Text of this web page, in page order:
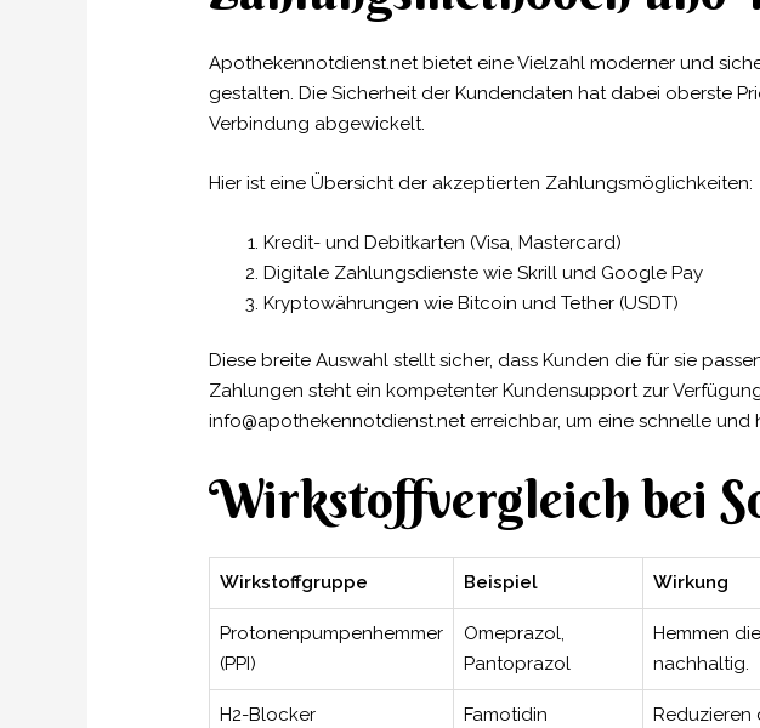
Apothekennotdienst.net bietet eine Vielzahl moderner und
gestalten. Die Sicherheit der Kundendaten hat dabei oberste
Verbindung abgewickelt.
Hier ist eine Übersicht der akzeptierten Zahlungsmöglichkeiten:
Kredit- und Debitkarten (Visa, Mastercard)
Digitale Zahlungsdienste wie Skrill und Google Pay
Kryptowährungen wie Bitcoin und Tether (USDT)
Diese breite Auswahl stellt sicher, dass Kunden die für sie
Zahlungen steht ein kompetenter Kundensupport zur
info@apothekennotdienst.net erreichbar, um eine schnelle
Wirkstoffvergleich bei
Wirkstoffgruppe Beispiel Wirkung
Protonenpumpenhemmer
(PPI)
Omeprazol,
Pantoprazol
Hemmen
nachhaltig.
H2-Blocker Famotidin
Reduzieren